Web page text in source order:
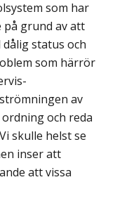
som har
grund av att
status och
som härrör
av
och reda
skulle helst se
inser att
att vissa